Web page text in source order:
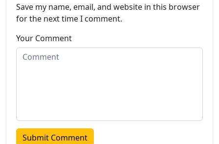
Save my name, email, and website in this browser
for the next time I comment.
Your Comment